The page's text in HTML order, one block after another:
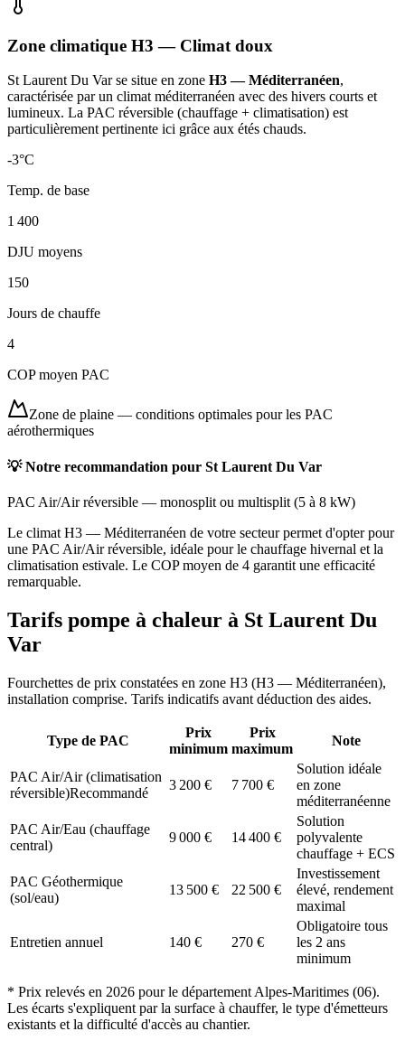
Zone climatique H3 — Climat doux
St Laurent Du Varse situe en zone H3 — Méditerranéen,
caractérisée par un climat méditerranéen avec des hivers courts et
lumineux. La PAC réversible (chauffage + climatisation) est
particulièrement pertinente ici grâce aux étés chauds.
-3°C
Temp. de base
1 400
DJU moyens
150
Jours de chauffe
4
COP moyen PAC
Zone de plaine — conditions optimales pour les PAC
aérothermiques
💡 Notre recommandation pour St Laurent Du Var
PAC Air/Air réversible — monosplit ou multisplit (5 à 8 kW)
Le climat H3 — Méditerranéen de votre secteur permet d'opter pour
une PAC Air/Air réversible, idéale pour le chauffage hivernal et la
climatisation estivale. Le COP moyen de 4 garantit une efficacité
remarquable.
Tarifs pompe à chaleur à St Laurent Du
Var
Fourchettes de prix constatées en zone H3 (H3 — Méditerranéen),
installation comprise. Tarifs indicatifs avant déduction des aides.
Type de PAC
Prix
minimum
Prix
maximum
Note
PAC Air/Air (climatisation
réversible)Recommandé
3 200 € 7 700 €
Solution idéale
en zone
méditerranéenne
PAC Air/Eau (chauffage
central)
9 000 € 14 400 €
Solution
polyvalente
chauffage + ECS
PAC Géothermique
(sol/eau)
13 500 € 22 500 €
Investissement
élevé, rendement
maximal
Entretien annuel 140 € 270 €
Obligatoire tous
les 2 ans
minimum
* Prix relevés en 2026 pour le département Alpes-Maritimes (06).
Les écarts s'expliquent par la surface à chauffer, le type d'émetteurs
existants et la difficulté d'accès au chantier.